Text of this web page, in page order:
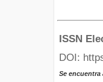
ISSN
DOI:
Se